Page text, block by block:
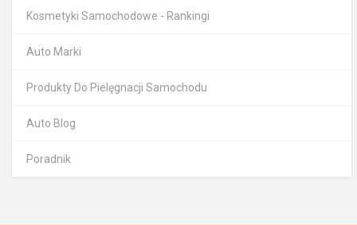
Kosmetyki Samochodowe - Rankingi
Auto Marki
Produkty Do Pielęgnacji Samochodu
Auto Blog
Poradnik